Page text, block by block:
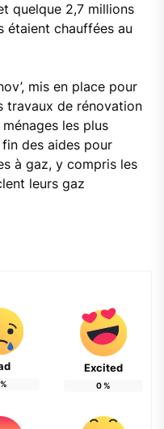
quelque 2,7 millions
étaient chauffées au
mis en place pour
travaux de rénovation
les plus
des aides pour
à gaz, y compris les
leurs gaz
%
Excited
0%